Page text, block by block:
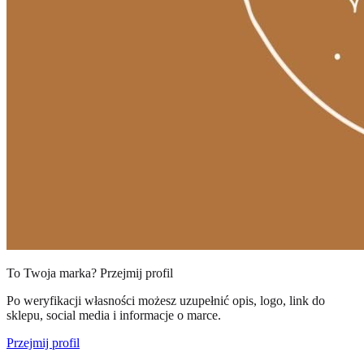
To Twoja marka? Przejmij profil
Po weryfikacji własności możesz uzupełnić opis, logo, link do
sklepu, social media i informacje o marce.
Przejmij profil